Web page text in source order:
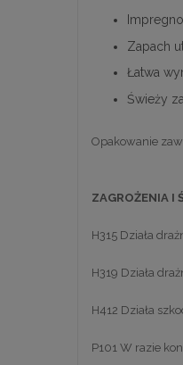
Zapach
Łatwa
Świeży
Opakowanie
ZAGROŻENIA I
H315 Działa
H319 Działa
H412 Działa
P101 W razie